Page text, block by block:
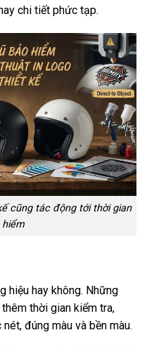
chi tiết phức tạp.
cũng tác động tới thời gian
hiểm
hiệu hay không. Những
thời gian kiểm tra,
đúng màu và bền màu.